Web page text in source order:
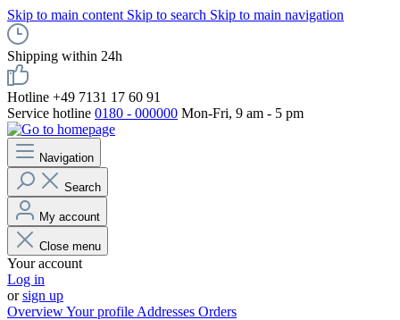
Skip to main content Skip to search Skip to main navigation
Shipping within 24h
Hotline +49 7131 17 60 91
Service hotline 0180 - 000000 Mon-Fri, 9 am - 5 pm
Navigation
Search
My account
Close menu
Your account
Log in
orsign up
OverviewYour profile Addresses Orders